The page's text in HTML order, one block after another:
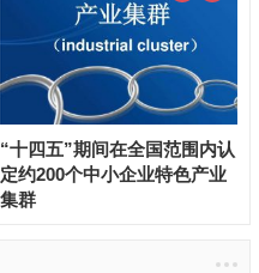
人民财评：壮大国家高新区先
发优势